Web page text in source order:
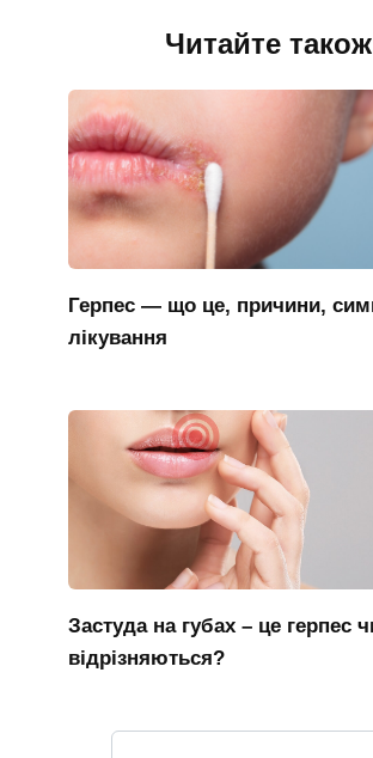
Читайте також
Герпес — що це, причини,
лікування
Застуда на губах – це герпес
відрізняються?